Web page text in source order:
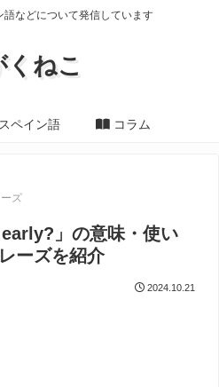
などについて発信しています
くねこ
スペイン語 コラム
ズ
」の意味・使い
ーズを紹介
2024.10.21